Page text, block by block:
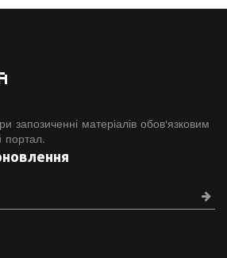
запозиченні матеріалів обов'язковим
портал.